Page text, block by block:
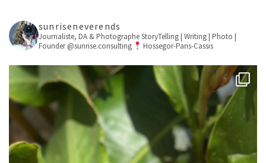
sunriseneverends
Journaliste, DA & PhotographeStoryTelling | Writing | Photo |
Founder @sunrise.consulting
Hossegor-Paris-Cassis